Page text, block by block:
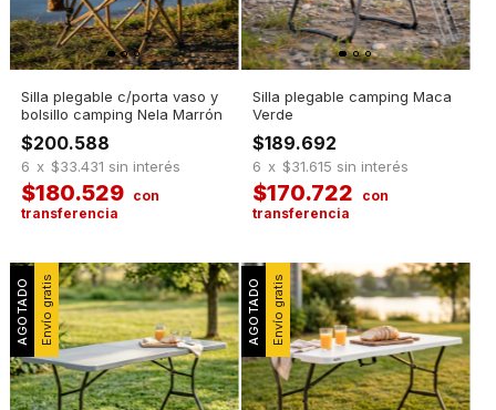
Silla plegable c/porta vaso y
bolsillo camping Nela Marrón
$200.588
$180.529
6 x $33.431 sin interés
Silla plegable camping Maca
Verde
$189.692
$170.722
6 x $31.615 sin interés
Envío gratis Envío gratis